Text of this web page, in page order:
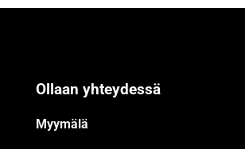
Ollaan yhteydessä
Myymälä